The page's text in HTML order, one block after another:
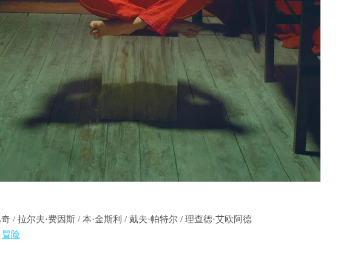
/ 拉尔夫·费因斯 / 本·金斯利 / 戴夫·帕特尔 / 理查德·艾欧阿德
冒险